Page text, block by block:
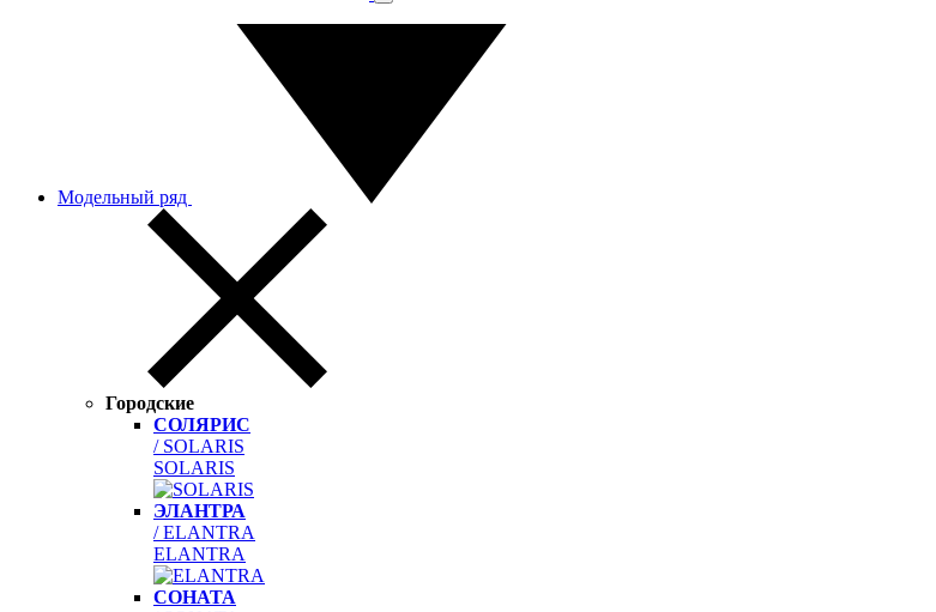
Модельный ряд
Городские
СОЛЯРИС
/ SOLARIS
SOLARIS
ЭЛАНТРА
/ ELANTRA
ELANTRA
СОНАТА